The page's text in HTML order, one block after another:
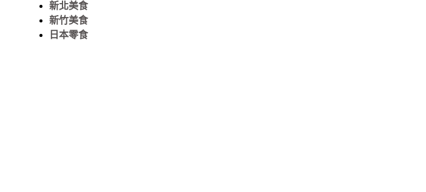
新北美食
新竹美食
日本零食